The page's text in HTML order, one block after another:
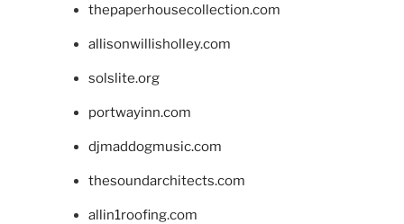
thepaperhousecollection.com
allisonwillisholley.com
solslite.org
portwayinn.com
djmaddogmusic.com
thesoundarchitects.com
allin1roofing.com